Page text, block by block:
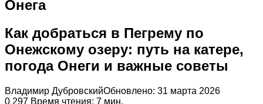
Онега
Как добраться в Пегрему по
Онежскому озеру: путь на катере,
погода Онеги и важные советы
Владимир ДубровскийОбновлено: 31 марта 2026
0 297 Время чтения: 7 мин.